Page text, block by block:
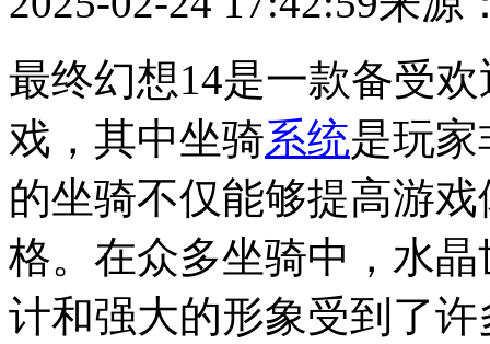
最终幻想14是一款备受
戏，其中坐骑系统是玩
的坐骑不仅能够提高游
格。在众多坐骑中，水
计和强大的形象受到了